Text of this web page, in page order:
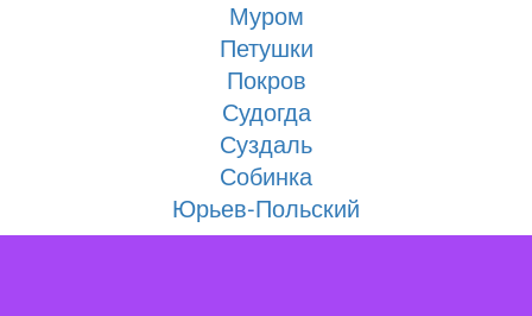
Муром
Петушки
Покров
Судогда
Суздаль
Собинка
Юрьев-Польский